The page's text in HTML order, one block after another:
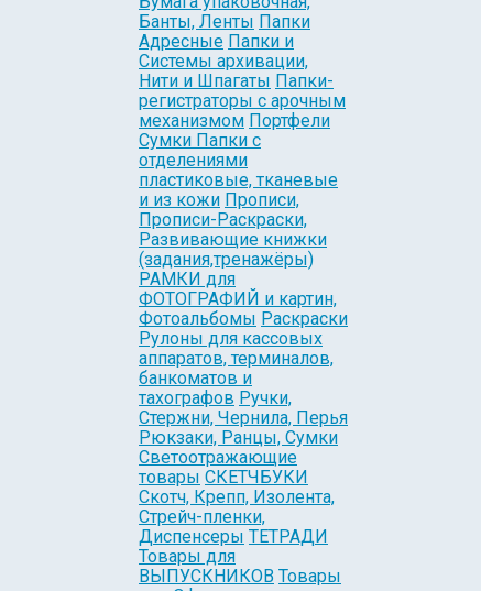
Банты, Ленты Папки
Адресные Папки и
Системы архивации,
Нити и Шпагаты Папки-
регистраторы с арочным
механизмом Портфели
Сумки Папки с
отделениями
пластиковые, тканевые
и из кожи Прописи,
Прописи-Раскраски,
Развивающие книжки
(задания,тренажёры)
РАМКИ для
ФОТОГРАФИЙ и картин,
Фотоальбомы Раскраски
Рулоны для кассовых
аппаратов, терминалов,
банкоматов и
тахографов Ручки,
Стержни, Чернила, Перья
Рюкзаки, Ранцы, Сумки
Светоотражающие
товары СКЕТЧБУКИ
Скотч, Крепп, Изолента,
Стрейч-пленки,
Диспенсеры ТЕТРАДИ
Товары для
ВЫПУСКНИКОВ Товары